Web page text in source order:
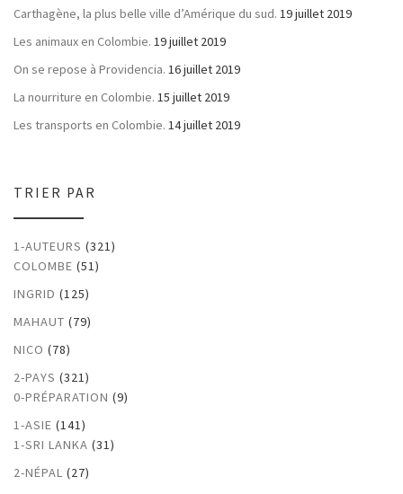
Carthagène, la plus belle ville d’Amérique du sud. 19 juillet 2019
Les animaux en Colombie. 19 juillet 2019
On se repose à Providencia. 16 juillet 2019
La nourriture en Colombie. 15 juillet 2019
Les transports en Colombie. 14 juillet 2019
TRIER PAR
1-AUTEURS (321)
COLOMBE (51)
INGRID (125)
MAHAUT (79)
NICO (78)
2-PAYS (321)
0-PRÉPARATION (9)
1-ASIE (141)
1-SRI LANKA (31)
2-NÉPAL (27)